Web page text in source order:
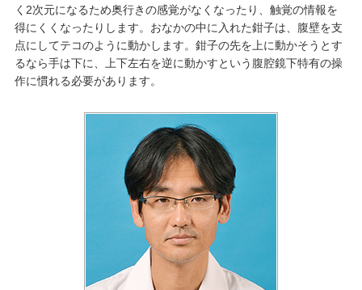
く2次元になるため奥行きの感覚がなくなったり、触覚の情報を
得にくくなったりします。おなかの中に入れた鉗子は、腹壁を支
点にしてテコのように動かします。鉗子の先を上に動かそうとす
るなら手は下に、上下左右を逆に動かすという腹腔鏡下特有の操
作に慣れる必要があります。